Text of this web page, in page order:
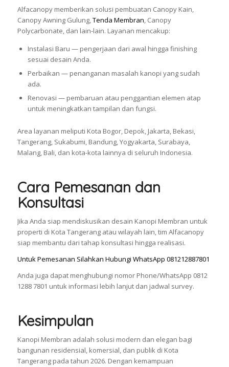
Alfacanopy memberikan solusi pembuatan Canopy Kain,
Canopy Awning Gulung,Tenda Membran, Canopy
Polycarbonate, dan lain-lain. Layanan mencakup:
Instalasi Baru — pengerjaan dari awal hingga finishing
sesuai desain Anda.
Perbaikan — penanganan masalah kanopi yang sudah
ada.
Renovasi — pembaruan atau penggantian elemen atap
untuk meningkatkan tampilan dan fungsi.
Area layanan meliputi Kota Bogor, Depok, Jakarta, Bekasi,
Tangerang, Sukabumi, Bandung, Yogyakarta, Surabaya,
Malang, Bali, dan kota-kota lainnya di seluruh Indonesia.
Cara Pemesanan dan
Konsultasi
Jika Anda siap mendiskusikan desain Kanopi Membran untuk
properti di Kota Tangerang atau wilayah lain, tim Alfacanopy
siap membantu dari tahap konsultasi hingga realisasi.
Untuk Pemesanan Silahkan Hubungi WhatsApp 081212887801
Anda juga dapat menghubungi nomor Phone/WhatsApp 0812
1288 7801 untuk informasi lebih lanjut dan jadwal survey.
Kesimpulan
Kanopi Membran adalah solusi modern dan elegan bagi
bangunan residensial, komersial, dan publik di Kota
Tangerang pada tahun 2026. Dengan kemampuan